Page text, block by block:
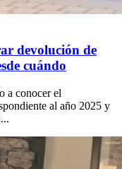
devolución de
cuándo
a conocer el
al año 2025 y